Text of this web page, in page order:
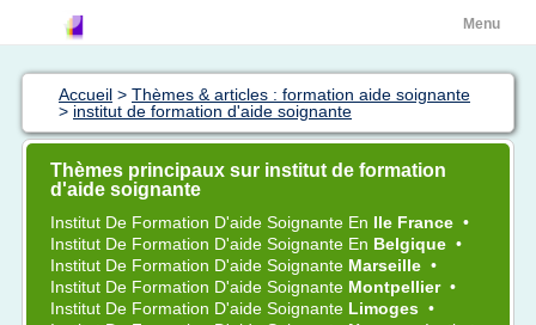
Menu
Accueil > Thèmes & articles : formation aide soignante
> institut de formation d'aide soignante
Thèmes principaux sur institut de formation
d'aide soignante
Institut De Formation D'aide Soignante En Ile France •
Institut De Formation D'aide Soignante En Belgique •
Institut De Formation D'aide Soignante Marseille •
Institut De Formation D'aide Soignante Montpellier •
Institut De Formation D'aide Soignante Limoges •